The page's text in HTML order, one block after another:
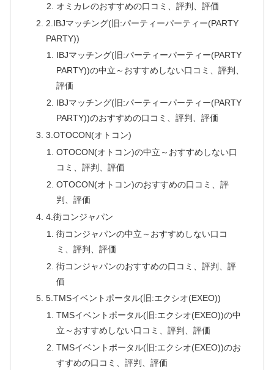
オミカレのおすすめの口コミ、評判、評価
2.IBJマッチング(旧:パーティーパーティー(PARTY
PARTY))
IBJマッチング(旧:パーティーパーティー(PARTY
PARTY))の中立～おすすめしない口コミ、評判、
評価
IBJマッチング(旧:パーティーパーティー(PARTY
PARTY))のおすすめの口コミ、評判、評価
3.OTOCON(オトコン)
OTOCON(オトコン)の中立～おすすめしない口
コミ、評判、評価
OTOCON(オトコン)のおすすめの口コミ、評
判、評価
4.街コンジャパン
街コンジャパンの中立～おすすめしない口コ
ミ、評判、評価
街コンジャパンのおすすめの口コミ、評判、評
価
5.TMSイベントポータル(旧:エクシオ(EXEO))
TMSイベントポータル(旧:エクシオ(EXEO))の中
立～おすすめしない口コミ、評判、評価
TMSイベントポータル(旧:エクシオ(EXEO))のお
すすめの口コミ、評判、評価